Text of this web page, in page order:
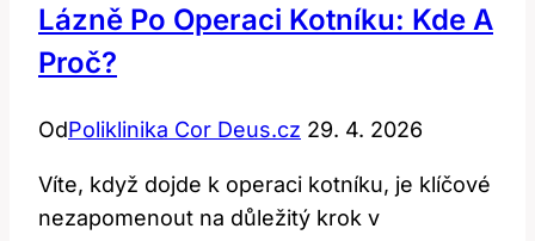
Lázně Po Operaci Kotníku: Kde A
Proč?
OdPoliklinika Cor Deus.cz 29. 4. 2026
Víte, když dojde k operaci kotníku, je klíčové
nezapomenout na důležitý krok v